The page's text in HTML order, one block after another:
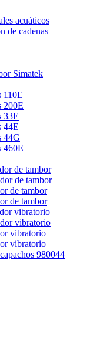
acuáticos
de cadenas
Simatek
110E
200E
33E
44E
44G
460E
de tambor
de tambor
de tambor
de tambor
vibratorio
vibratorio
vibratorio
vibratorio
980044